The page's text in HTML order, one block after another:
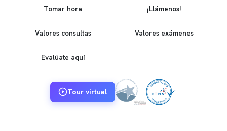
Tomar hora ¡Llámenos!
Valores consultas Valores exámenes
Evalúate aquí
Tour virtual